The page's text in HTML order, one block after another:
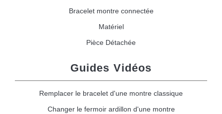
Bracelet montre connectée
Matériel
Pièce Détachée
Guides Vidéos
Remplacer le bracelet d'une montre classique
Changer le fermoir ardillon d'une montre